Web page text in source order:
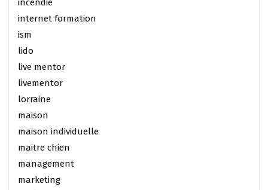
incendie
internet formation
ism
lido
live mentor
livementor
lorraine
maison
maison individuelle
maitre chien
management
marketing